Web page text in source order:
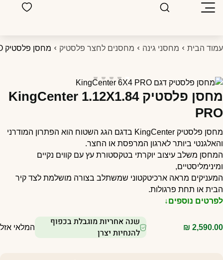
הבית מחסני גינה מחסנים לחצר פלסטיק מחסן פלסטיק KingCenter 1.12X1.84 PRO
מחסן פלסטיק KingCenter 1.12X1.84
שנה אחריות מוגבלת בכפוף
להנחיות יצרן
₪
מחסן פלסטיק KingCenter בדגם הגג השטוח הוא הפתרון המודרני
ביותר לארגון המרפסת או החצר.
משלב עיצוב יוקרתי בטקסטורת עץ עם קווים נקיים
מראה ארכיטקטוני שמשתלב בצורה מושלמת לצד קיר
או תחת פרגולות.
נוספים↓
המלאי אזל